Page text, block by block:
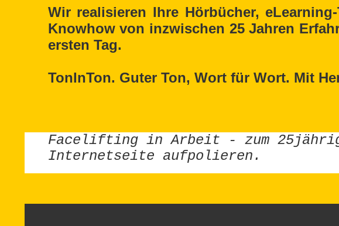
Wir realisieren Ihre Hörbücher,
Knowhow von inzwischen 25 Jahren
ersten Tag.
TonInTon. Guter Ton, Wort für Wort. Mit
Facelifting in Arbeit - zum
Internetseite aufpolieren.